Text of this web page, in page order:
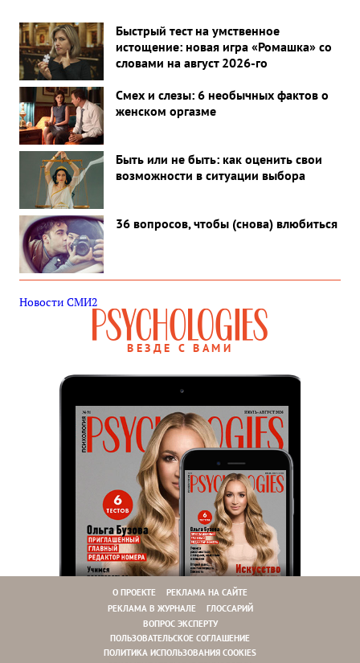
Быстрый тест на умственное
истощение: новая игра «Ромашка» со
словами на август 2026-го
Смех и слезы: 6 необычных фактов о
женском оргазме
Быть или не быть: как оценить свои
возможности в ситуации выбора
36 вопросов, чтобы (снова) влюбиться
Новости СМИ2
ВЕЗДЕ С ВАМИ
О ПРОЕКТЕ
РЕКЛАМА НА САЙТЕ
РЕКЛАМА В ЖУРНАЛЕ
ГЛОССАРИЙ
ВОПРОС ЭКСПЕРТУ
ПОЛЬЗОВАТЕЛЬСКОЕ СОГЛАШЕНИЕ
ПОЛИТИКА ИСПОЛЬЗОВАНИЯ COOKIES